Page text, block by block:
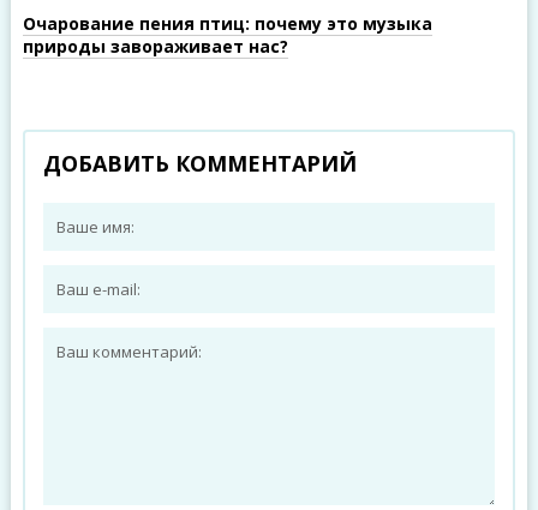
Очарование пения птиц: почему это музыка
природы завораживает нас?
ДОБАВИТЬ КОММЕНТАРИЙ